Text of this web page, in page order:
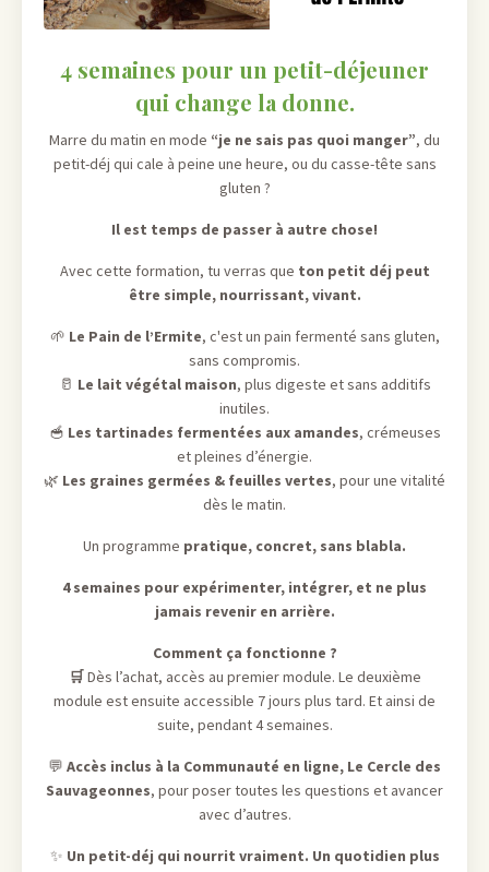
4 semaines pour un petit-déjeuner
qui change la donne.
Marre du matin en mode “je ne sais pas quoi manger”, du
petit-déj qui cale à peine une heure, ou du casse-tête sans
gluten ?
Il est temps de passer à autre chose!
Avec cette formation, tu verras que ton petit déj peut
être simple, nourrissant, vivant.
🌱 Le Pain de l’Ermite, c'est un pain fermenté sans gluten,
sans compromis.
🥛 Le lait végétal maison, plus digeste et sans additifs
inutiles.
🥣 Les tartinades fermentées aux amandes, crémeuses
et pleines d’énergie.
🌿 Les graines germées & feuilles vertes, pour une vitalité
dès le matin.
Un programme pratique, concret, sans blabla.
4 semaines pour expérimenter, intégrer, et ne plus
jamais revenir en arrière.
Comment ça fonctionne ?
🛒Dès l’achat, accès au premier module. Le deuxième
module est ensuite accessible 7 jours plus tard. Et ainsi de
suite, pendant 4 semaines.
💬 Accès inclus à la Communauté en ligne, Le Cercle des
Sauvageonnes, pour poser toutes les questions et avancer
avec d’autres.
✨ Un petit-déj qui nourrit vraiment. Un quotidien plus